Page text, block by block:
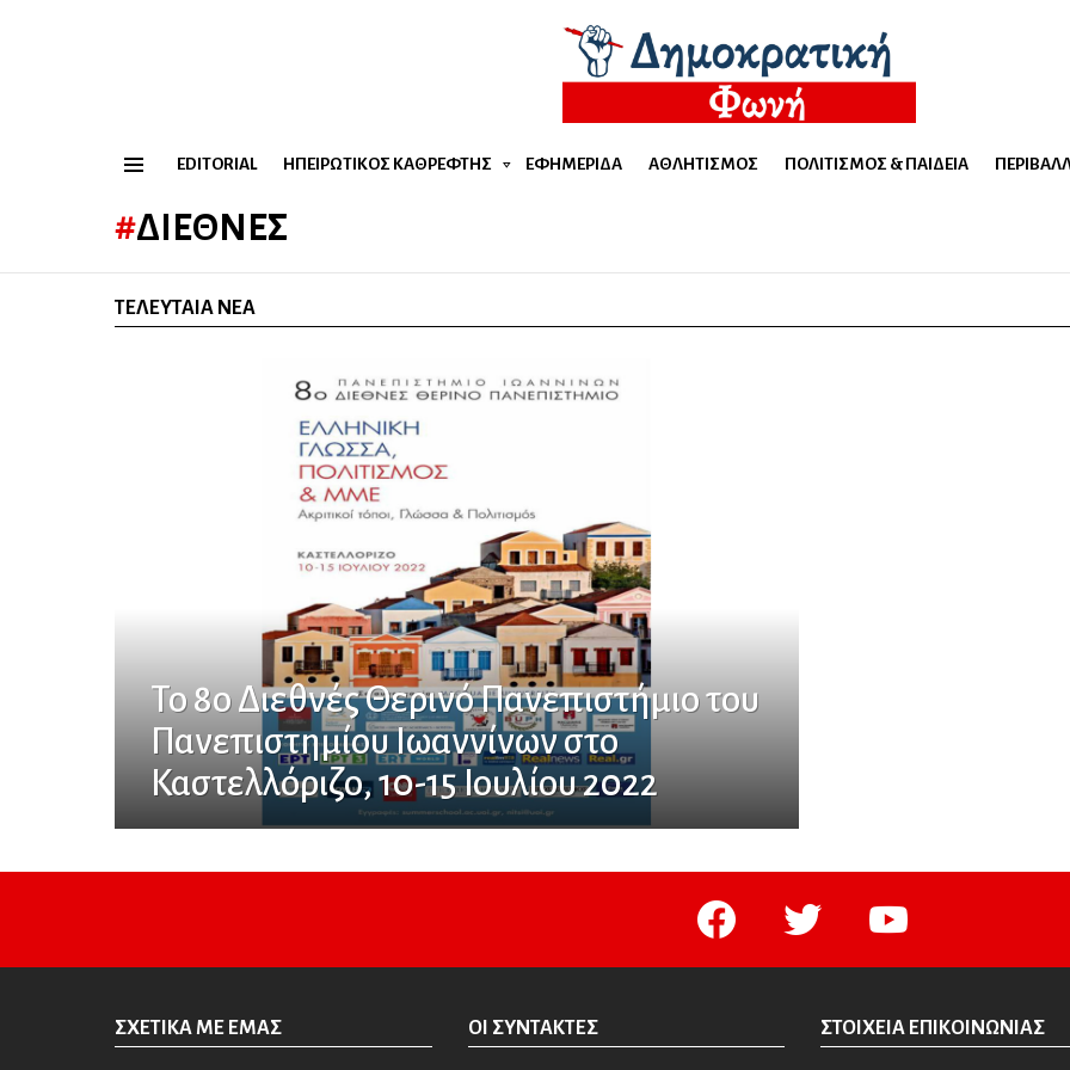
EDITORIAL ΗΠΕΙΡΏΤΙΚΟΣ ΚΑΘΡΈΦΤΗΣ ΕΦΗΜΕΡΊΔΑ ΑΘΛΗΤΙΣΜΌΣ ΠΟΛΙΤΙΣΜΌΣ & ΠΑΙΔΕΊΑ
ΔΙΕΘΝΈΣ
ΤΕΛΕΥΤΑΊΑ ΝΈΑ
Το 8ο Διεθνές Θερινό Πανεπιστήμιο του
Πανεπιστημίου Ιωαννίνων στο
Καστελλόριζο, 10-15 Ιουλίου 2022
facebook twitter youtube
ΣΧΕΤΙΚΆ ΜΕ ΕΜΆΣ ΟΙ ΣΥΝΤΆΚΤΕΣ ΣΤΟΙΧΕΊΑ ΕΠΙΚΟΙΝΩΝΊΑΣ